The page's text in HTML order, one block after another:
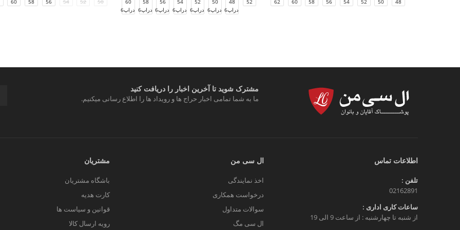
48
50
52
54
56
58
60
62
52
48
دراپ6
50
دراپ6
52
دراپ6
54
دراپ6
56
دراپ6
58
دراپ6
60
دراپ6
50
52
54
56
58
60
مشترک شوید تا آخرین اخبار را دریافت کنید
ما به شما تمامی اخبار حراج ها و رویداد ها را اطلاع رسانی میکنیم.
اطلاعات تماس
تلفن :
02162891
ساعات کاری اداری :
از شنبه تا چهارشنبه : از ساعت 9 الی 19
ال سی من
اخذ نمایندگی
درخواست همکاری
سوالات متداول
ال سی مگ
مشتریان
باشگاه مشتریان
کارت هدیه
قوانین و سیاست ها
رویه ارسال کالا